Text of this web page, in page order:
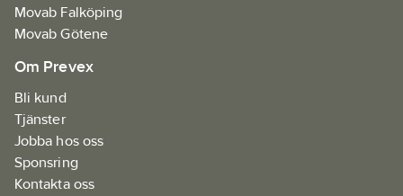
Movab Falköping
Movab Götene
Om Prevex
Bli kund
Tjänster
Jobba hos oss
Sponsring
Kontakta oss